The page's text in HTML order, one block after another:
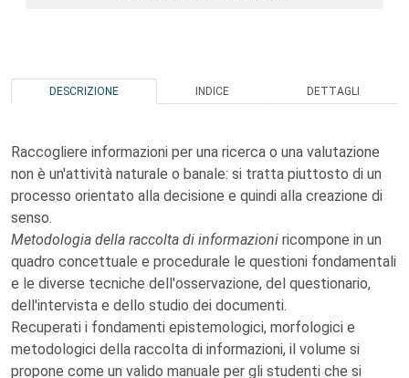
DESCRIZIONE INDICE DETTAGLI
Raccogliere informazioni per una ricerca o una valutazione
non è un'attività naturale o banale: si tratta piuttosto di un
processo orientato alla decisione e quindi alla creazione di
senso.
Metodologia della raccolta di informazioni ricompone in un
quadro concettuale e procedurale le questioni fondamentali
e le diverse tecniche dell'osservazione, del questionario,
dell'intervista e dello studio dei documenti.
Recuperati i fondamenti epistemologici, morfologici e
metodologici della raccolta di informazioni, il volume si
propone come un valido manuale per gli studenti che si